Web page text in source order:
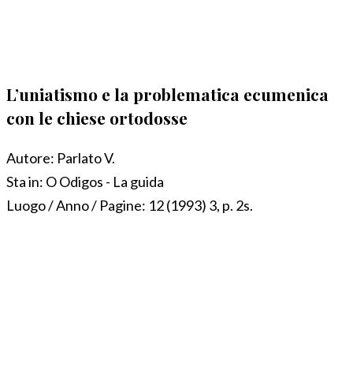
L’uniatismo e la problematica ecumenica
con le chiese ortodosse
Autore: Parlato V.
Sta in: O Odigos - La guida
Luogo / Anno / Pagine: 12 (1993) 3, p. 2s.